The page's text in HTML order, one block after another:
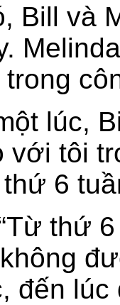
Bill và
lúc,
với tôi
thứ 6
thứ
đến lúc